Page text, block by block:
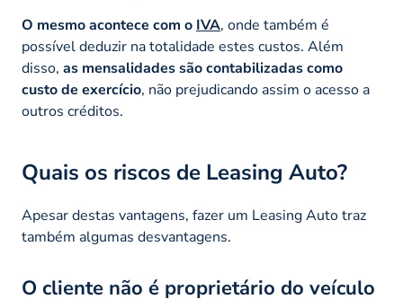
O mesmo acontece com o IVA, onde também é
possível deduzir na totalidade estes custos. Além
disso, as mensalidades são contabilizadas como
custo de exercício, não prejudicando assim o acesso a
outros créditos.
Quais os riscos de Leasing Auto?
Apesar destas vantagens, fazer um Leasing Auto traz
também algumas desvantagens.
O cliente não é proprietário do veículo